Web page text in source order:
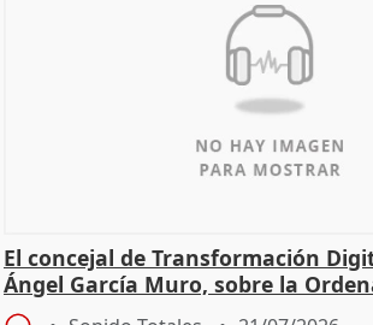
El concejal de Transformación
Ángel García Muro, sobre la